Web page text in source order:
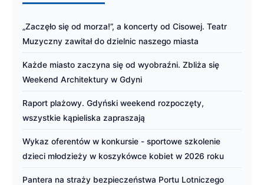
„Zaczęło się od morza!”, a koncerty od Cisowej. Teatr
Muzyczny zawitał do dzielnic naszego miasta
Każde miasto zaczyna się od wyobraźni. Zbliża się
Weekend Architektury w Gdyni
Raport plażowy. Gdyński weekend rozpoczęty,
wszystkie kąpieliska zapraszają
Wykaz oferentów w konkursie - sportowe szkolenie
dzieci młodzieży w koszykówce kobiet w 2026 roku
Pantera na straży bezpieczeństwa Portu Lotniczego